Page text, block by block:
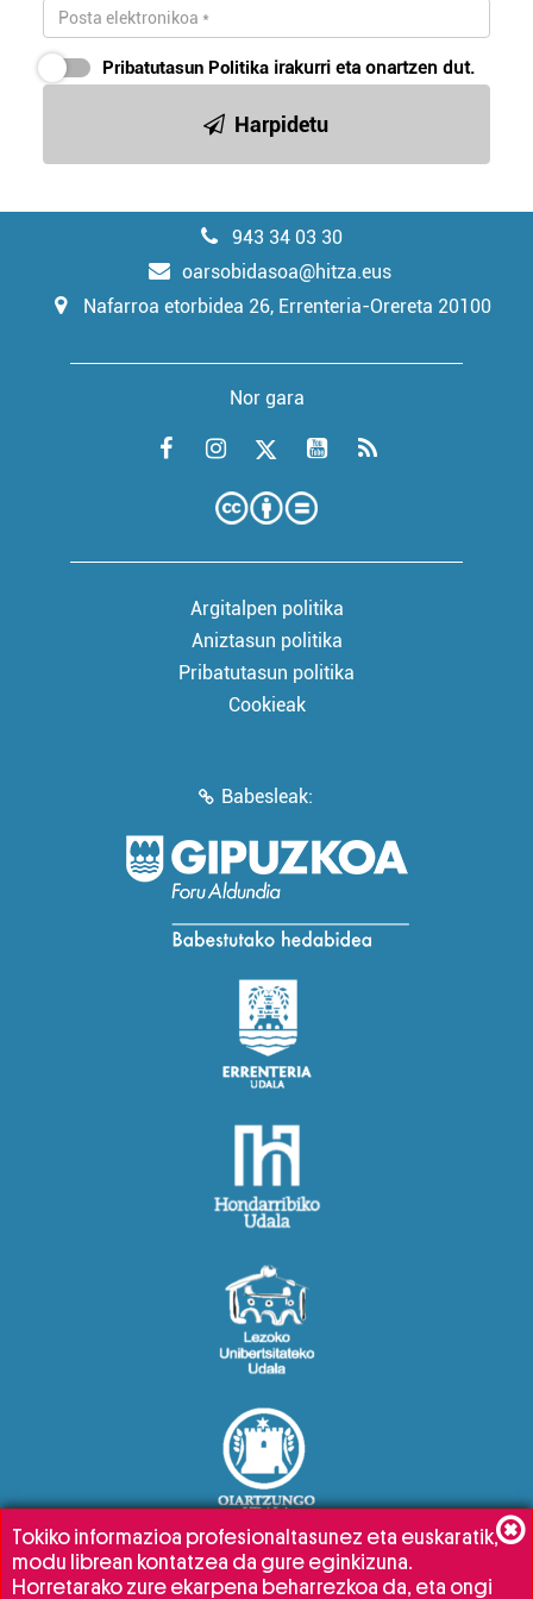
Pribatutasun Politika irakurri eta onartzen dut.
Harpidetu
943 34 03 30
oarsobidasoa@hitza.eus
Nafarroa etorbidea 26, Errenteria-Orereta 20100
Nor gara
Argitalpen politika
Aniztasun politika
Pribatutasun politika
Cookieak
Babesleak:
Tokiko informazioa profesionaltasunez eta euskaratik,
modu librean kontatzea da gure eginkizuna.
Horretarako zure ekarpena beharrezkoa da, eta ongi